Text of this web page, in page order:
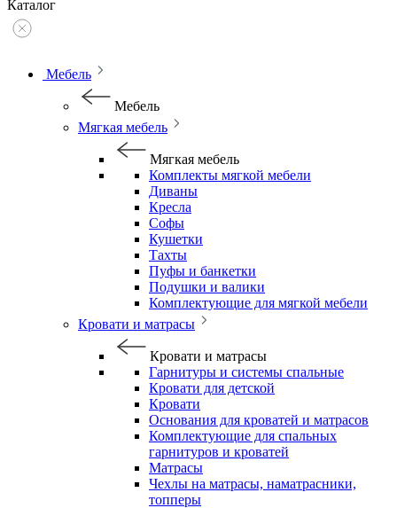
Каталог
Мебель
Мебель
Мягкая мебель
Мягкая мебель
Комплекты мягкой мебели
Диваны
Кресла
Софы
Кушетки
Тахты
Пуфы и банкетки
Подушки и валики
Комплектующие для мягкой мебели
Кровати и матрасы
Кровати и матрасы
Гарнитуры и системы спальные
Кровати для детской
Кровати
Основания для кроватей и матрасов
Комплектующие для спальных
гарнитуров и кроватей
Матрасы
Чехлы на матрасы, наматрасники,
топперы